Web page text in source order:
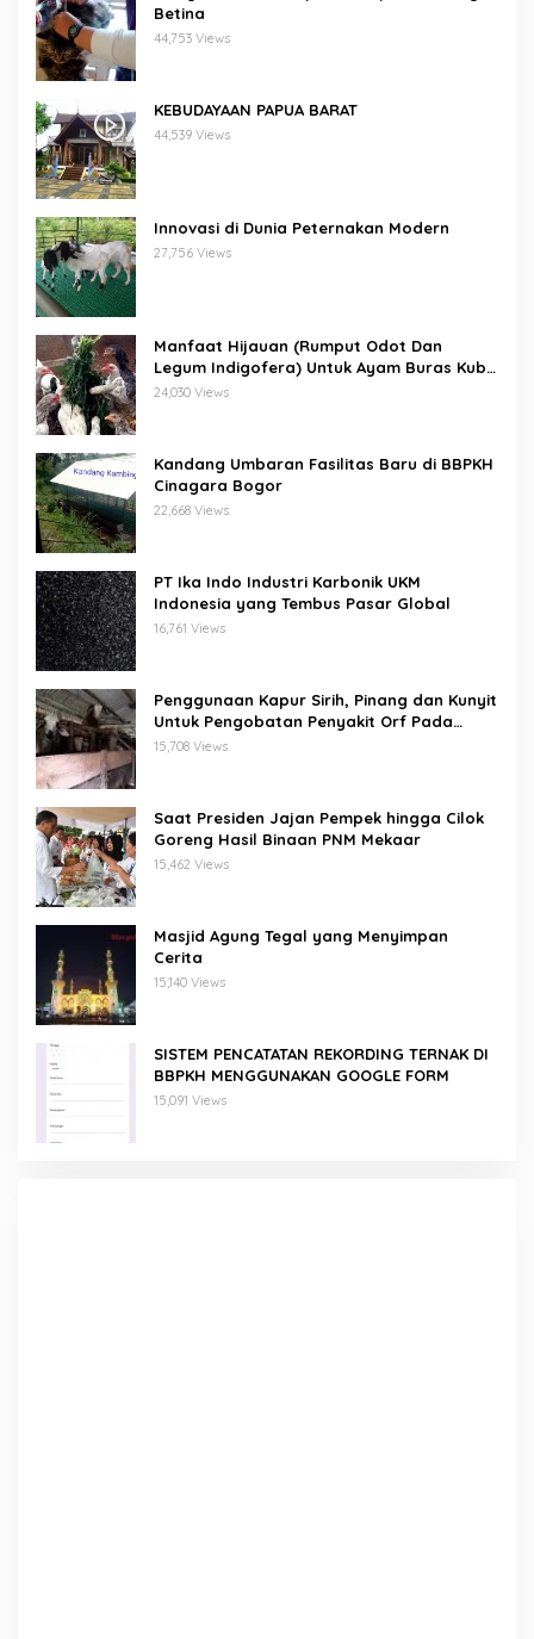
Betina
44,753 Views
KEBUDAYAAN PAPUA BARAT
44,539 Views
Innovasi di Dunia Peternakan Modern
27,756 Views
Manfaat Hijauan (Rumput Odot Dan
Legum Indigofera) Untuk Ayam Buras Kub
Dan Sensi
24,030 Views
Kandang Umbaran Fasilitas Baru di BBPKH
Cinagara Bogor
22,668 Views
PT Ika Indo Industri Karbonik UKM
Indonesia yang Tembus Pasar Global
16,761 Views
Penggunaan Kapur Sirih, Pinang dan Kunyit
Untuk Pengobatan Penyakit Orf Pada
Domba/Kambing
15,708 Views
Saat Presiden Jajan Pempek hingga Cilok
Goreng Hasil Binaan PNM Mekaar
15,462 Views
Masjid Agung Tegal yang Menyimpan
Cerita
15,140 Views
SISTEM PENCATATAN REKORDING TERNAK DI
BBPKH MENGGUNAKAN GOOGLE FORM
15,091 Views